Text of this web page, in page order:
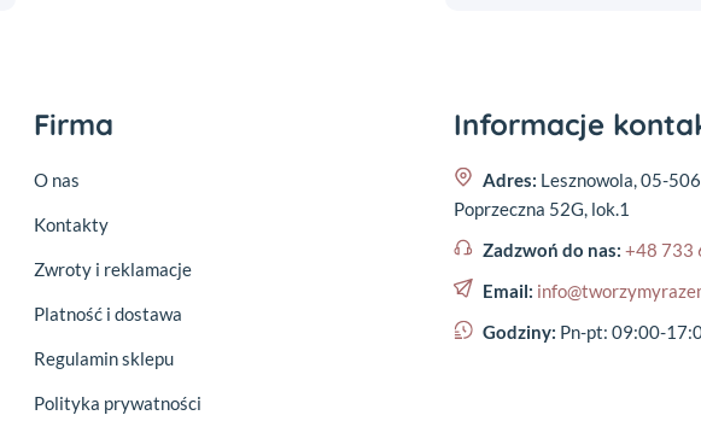
Firma
O nas
Kontakty
Zwroty i reklamacje
Platność i dostawa
Regulamin sklepu
Polityka prywatności
Informacje
Adres: Lesznowola, 05-
Poprzeczna 52G, lok.1
Zadzwoń do nas: +48 733
Email:
Godziny: Pn-pt: 09:00-